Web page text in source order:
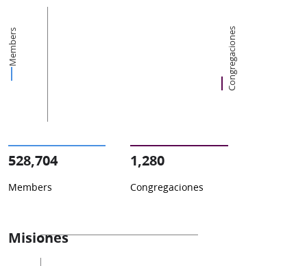
Members Congregaciones
528,704
Members
1,280
Congregaciones
Misiones